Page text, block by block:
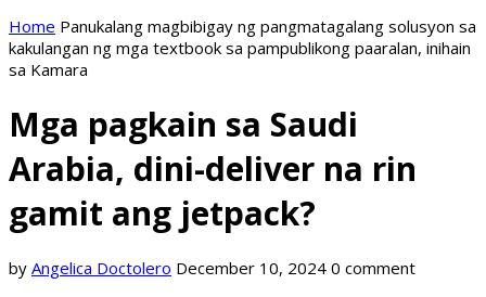
Home Panukalang magbibigay ng pangmatagalang solusyon sa
kakulangan ng mga textbook sa pampublikong paaralan, inihain
sa Kamara
Mga pagkain sa Saudi
Arabia, dini-deliver na rin
gamit ang jetpack?
by Angelica Doctolero December 10, 2024 0 comment